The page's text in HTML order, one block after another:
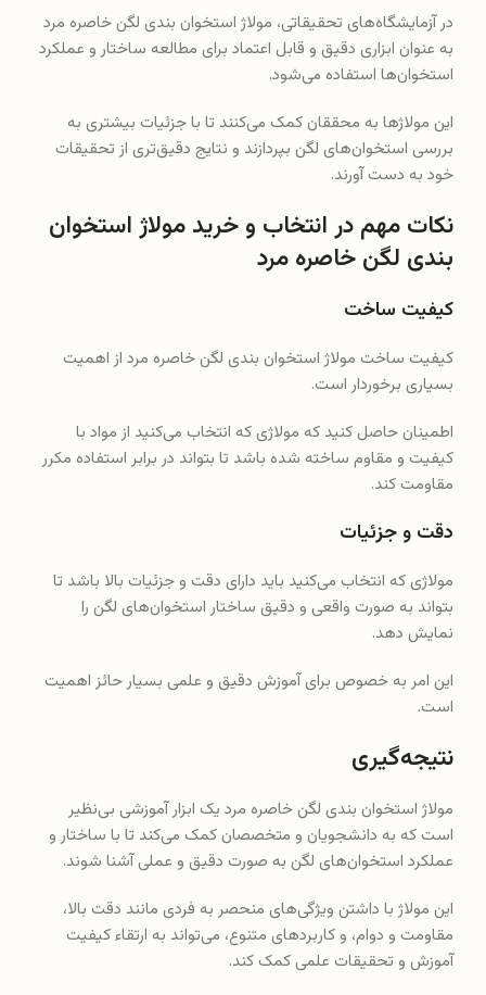
در آزمایشگاه‌های تحقیقاتی، مولاژ استخوان بندی لگن خاصره مرد
به عنوان ابزاری دقیق و قابل اعتماد برای مطالعه ساختار و عملکرد
استخوان‌ها استفاده می‌شود.
این مولاژها به محققان کمک می‌کنند تا با جزئیات بیشتری به
بررسی استخوان‌های لگن بپردازند و نتایج دقیق‌تری از تحقیقات
خود به دست آورند.
نکات مهم در انتخاب و خرید مولاژ استخوان
بندی لگن خاصره مرد
کیفیت ساخت
کیفیت ساخت مولاژ استخوان بندی لگن خاصره مرد از اهمیت
بسیاری برخوردار است.
اطمینان حاصل کنید که مولاژی که انتخاب می‌کنید از مواد با
کیفیت و مقاوم ساخته شده باشد تا بتواند در برابر استفاده مکرر
مقاومت کند.
دقت و جزئیات
مولاژی که انتخاب می‌کنید باید دارای دقت و جزئیات بالا باشد تا
بتواند به صورت واقعی و دقیق ساختار استخوان‌های لگن را
نمایش دهد.
این امر به خصوص برای آموزش دقیق و علمی بسیار حائز اهمیت
است.
نتیجه‌گیری
مولاژ استخوان بندی لگن خاصره مرد یک ابزار آموزشی بی‌نظیر
است که به دانشجویان و متخصصان کمک می‌کند تا با ساختار و
عملکرد استخوان‌های لگن به صورت دقیق و عملی آشنا شوند.
این مولاژ با داشتن ویژگی‌های منحصر به فردی مانند دقت بالا،
مقاومت و دوام، و کاربردهای متنوع، می‌تواند به ارتقاء کیفیت
آموزش و تحقیقات علمی کمک کند.